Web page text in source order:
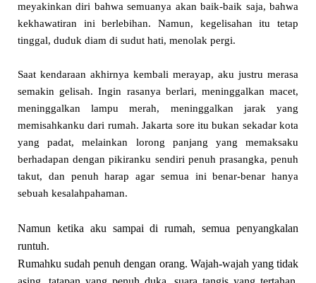
meyakinkan diri bahwa semuanya akan baik-baik saja, bahwa
kekhawatiran ini berlebihan. Namun, kegelisahan itu tetap
tinggal, duduk diam di sudut hati, menolak pergi.
Saat kendaraan akhirnya kembali merayap, aku justru merasa
semakin gelisah. Ingin rasanya berlari, meninggalkan macet,
meninggalkan lampu merah, meninggalkan jarak yang
memisahkanku dari rumah. Jakarta sore itu bukan sekadar kota
yang padat, melainkan lorong panjang yang memaksaku
berhadapan dengan pikiranku sendiri penuh prasangka, penuh
takut, dan penuh harap agar semua ini benar-benar hanya
sebuah kesalahpahaman.
Namun ketika aku sampai di rumah, semua penyangkalan
runtuh.
Rumahku sudah penuh dengan orang. Wajah-wajah yang tidak